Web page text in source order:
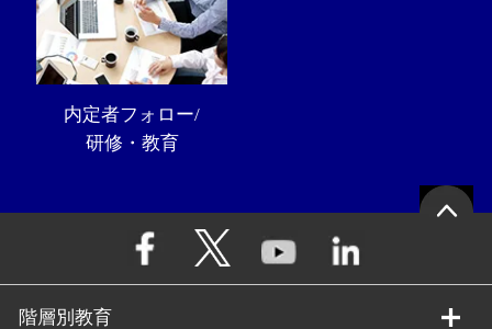
内定者フォロー/
研修・教育
階層別教育